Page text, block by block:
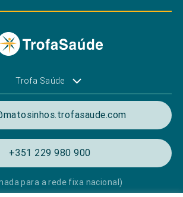
Trofa Saúde
+351 229 980 900
para a rede fixa nacional)